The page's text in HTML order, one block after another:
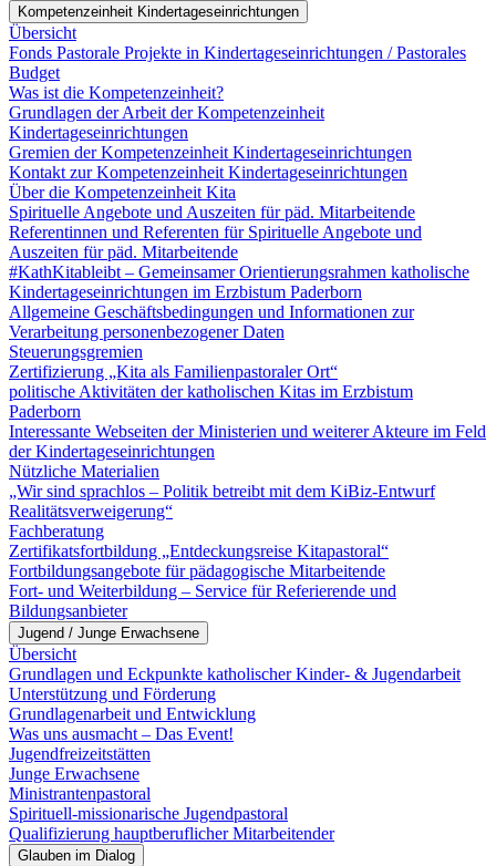
Kompetenzeinheit Kindertageseinrichtungen
Übersicht
Fonds Pastorale Projekte in Kindertageseinrichtungen / Pastorales
Budget
Was ist die Kompetenzeinheit?
Grundlagen der Arbeit der Kompetenzeinheit
Kindertageseinrichtungen
Gremien der Kompetenzeinheit Kindertageseinrichtungen
Kontakt zur Kompetenzeinheit Kindertageseinrichtungen
Über die Kompetenzeinheit Kita
Spirituelle Angebote und Auszeiten für päd. Mitarbeitende
Referentinnen und Referenten für Spirituelle Angebote und
Auszeiten für päd. Mitarbeitende
#KathKitableibt – Gemeinsamer Orientierungsrahmen katholische
Kindertageseinrichtungen im Erzbistum Paderborn
Allgemeine Geschäftsbedingungen und Informationen zur
Verarbeitung personenbezogener Daten
Steuerungsgremien
Zertifizierung „Kita als Familienpastoraler Ort“
politische Aktivitäten der katholischen Kitas im Erzbistum
Paderborn
Interessante Webseiten der Ministerien und weiterer Akteure im Feld
der Kindertageseinrichtungen
Nützliche Materialien
„Wir sind sprachlos – Politik betreibt mit dem KiBiz-Entwurf
Realitätsverweigerung“
Fachberatung
Zertifikatsfortbildung „Entdeckungsreise Kitapastoral“
Fortbildungsangebote für pädagogische Mitarbeitende
Fort- und Weiterbildung – Service für Referierende und
Bildungsanbieter
Jugend / Junge Erwachsene
Übersicht
Grundlagen und Eckpunkte katholischer Kinder- & Jugendarbeit
Unterstützung und Förderung
Grundlagenarbeit und Entwicklung
Was uns ausmacht – Das Event!
Jugendfreizeitstätten
Junge Erwachsene
Ministrantenpastoral
Spirituell-missionarische Jugendpastoral
Qualifizierung hauptberuflicher Mitarbeitender
Glauben im Dialog